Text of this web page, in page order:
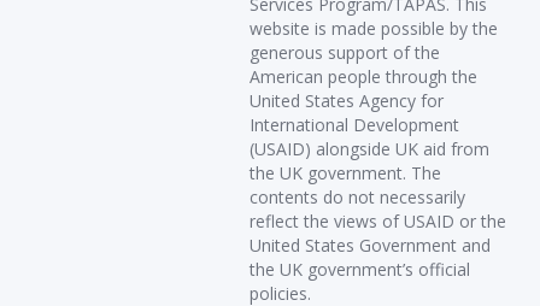
website is made possible by the
generous support of the
American people through the
United States Agency for
International Development
(USAID) alongside UK aid from
the UK government. The
contents do not necessarily
reflect the views of USAID or the
United States Government and
the UK government’s official
policies.